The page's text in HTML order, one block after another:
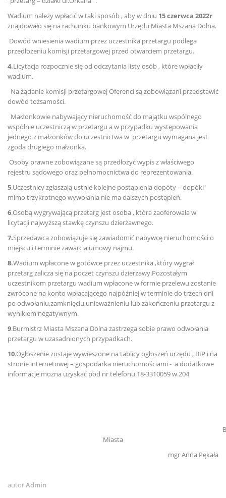
Wadium należy wpłacić w taki sposób , aby w dniu 15 czerwca 2022r
znajdowało się na rachunku bankowym Urzędu Miasta Mszana Dolna.
Dowód wniesienia wadium przez uczestnika przetargu podlega
przedłożeniu komisji przetargowej przed otwarciem przetargu.
4.Licytacja rozpocznie się od odczytania listy osób , które wpłaciły
wadium.
Na żądanie komisji przetargowej Oferenci są zobowiązani przedstawić
dowód tożsamości.
Małżonkowie nabywający nieruchomość do majątku wspólnego
wspólnie uczestniczą w przetargu a w przypadku występowania
jednego z małżonków do uczestnictwa w przetargu wymagana jest
zgoda drugiego małżonka.
Osoby prawne zobowiązane są przedłożyć wypis z właściwego
rejestru sądowego oraz pełnomocnictwa do reprezentowania.
5.Uczestnicy zgłaszają ustnie kolejne postąpienia dopóty – dopóki
mimo trzykrotnego wywołania nie ma dalszych postąpień.
6.Osobą wygrywającą przetarg jest osoba , która zaoferowała w
licytacji najwyższą stawkę czynszu dzierżawnego.
7.Sprzedawca zobowiązuje się zawiadomić nabywcę nieruchomości o
miejscu i terminie zawarcia umowy najmu.
8.Wadium wpłacone w gotówce przez uczestnika ,który wygrał
przetarg zalicza się na poczet czynszu dzierżawy.Pozostałym
uczestnikom przetargu wadium wpłacone w formie przelewu zostanie
zwrócone na konto wpłacającego najpóźniej w terminie do trzech dni
po odwołaniu,zamknięciu,unieważnieniu lub zakończeniu przetargu z
wynikiem negatywnym.
9.Burmistrz Miasta Mszana Dolna zastrzega sobie prawo odwołania
przetargu w uzasadnionych przypadkach.
10.Ogłoszenie zostaje wywieszone na tablicy ogłoszeń urzędu , BIP i na
stronie internetowej – gospodarka nieruchomościami - a dodatkowe
informacje można uzyskać pod nr telefonu 18-3310059 w.204
Miasta
mgr Anna Pękała
autorAdmin